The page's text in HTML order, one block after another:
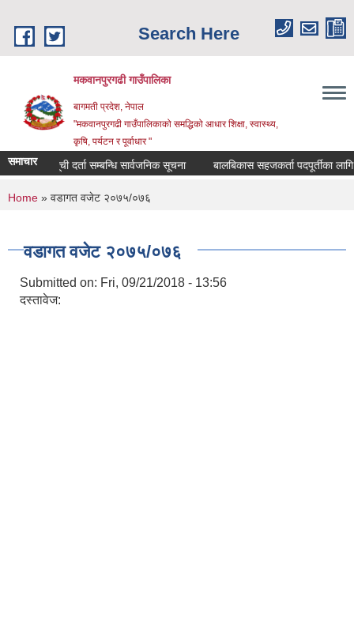
Search Here
मकवानपुरगढी गाउँपालिका
बागमती प्रदेश, नेपाल
"मकवानपुरगढी गाउँपालिकाको समद्धिको आधार शिक्षा, स्‍वास्‍थ्‍य,
कृषि, पर्यटन र पूर्वाधार "
समाचारसूची दर्ता सम्बन्धि सार्वजनिक सूचना बालबिकास सहजकर्ता पदपूर्तीका लागि
You are here
Home » वडागत वजेट २०७५/०७६
वडागत वजेट २०७५/०७६
Submitted on: Fri, 09/21/2018 - 13:56
दस्तावेज: